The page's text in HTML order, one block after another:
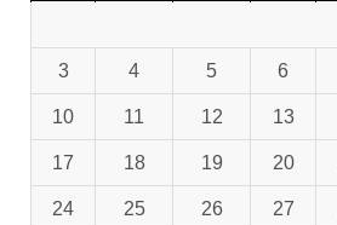
3 4 5 6
10 11 12 13
17 18 19 20
24 25 26 27